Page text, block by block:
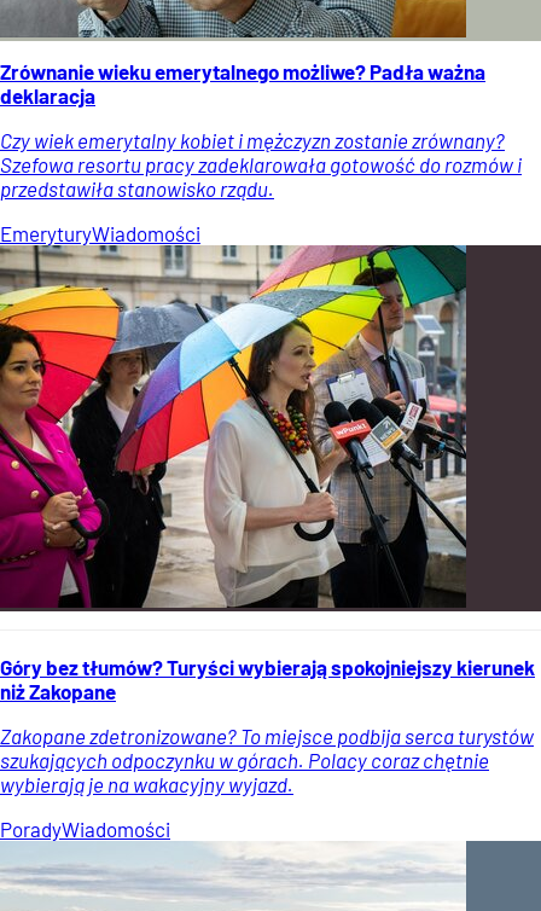
Zrównanie wieku emerytalnego możliwe? Padła ważna
deklaracja
Czy wiek emerytalny kobiet i mężczyzn zostanie zrównany?
Szefowa resortu pracy zadeklarowała gotowość do rozmów i
przedstawiła stanowisko rządu.
EmeryturyWiadomości
Góry bez tłumów? Turyści wybierają spokojniejszy kierunek
niż Zakopane
Zakopane zdetronizowane? To miejsce podbija serca turystów
szukających odpoczynku w górach. Polacy coraz chętnie
wybierają je na wakacyjny wyjazd.
PoradyWiadomości